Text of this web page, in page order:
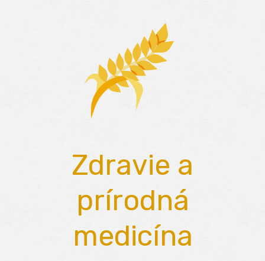
Zdravie a
prírodná
medicína